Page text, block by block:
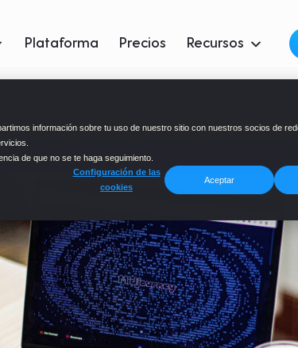
información sobre tu uso de nuestro sitio con nuestros socios de
de que no se te haga seguimiento.
Configuración de las
cookies
Aceptar
Plataforma Precios Recursos